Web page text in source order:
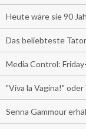
Heute wäre sie 90
Das beliebteste
Media Control:
"Viva la Vagina!"
Senna Gammour